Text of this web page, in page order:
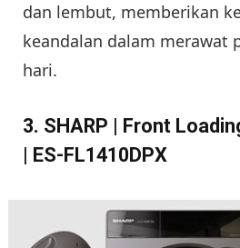
dan lembut, memberikan
keandalan dalam merawat
hari.
3. SHARP | Front
| ES-FL1410DPX